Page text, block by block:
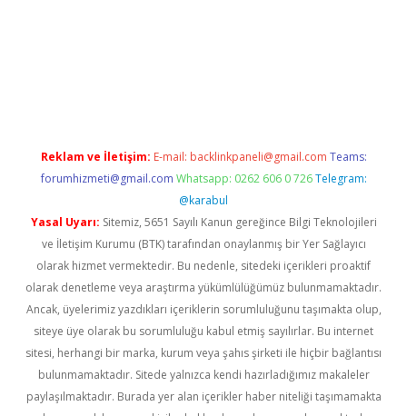
Reklam ve İletişim: E-mail: backlinkpaneli@gmail.com Teams:
forumhizmeti@gmail.com Whatsapp: 0262 606 0 726 Telegram:
@karabul
Yasal Uyarı: Sitemiz, 5651 Sayılı Kanun gereğince Bilgi Teknolojileri
ve İletişim Kurumu (BTK) tarafından onaylanmış bir Yer Sağlayıcı
olarak hizmet vermektedir. Bu nedenle, sitedeki içerikleri proaktif
olarak denetleme veya araştırma yükümlülüğümüz bulunmamaktadır.
Ancak, üyelerimiz yazdıkları içeriklerin sorumluluğunu taşımakta olup,
siteye üye olarak bu sorumluluğu kabul etmiş sayılırlar. Bu internet
sitesi, herhangi bir marka, kurum veya şahıs şirketi ile hiçbir bağlantısı
bulunmamaktadır. Sitede yalnızca kendi hazırladığımız makaleler
paylaşılmaktadır. Burada yer alan içerikler haber niteliği taşımamakta